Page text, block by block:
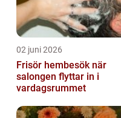
02 juni 2026
Frisör hembesök när
salongen flyttar in i
vardagsrummet